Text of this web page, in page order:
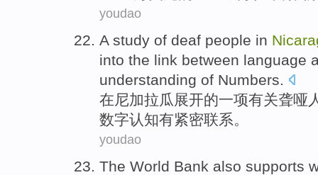
youdao
A study of deaf people in
into the link between language
understanding of Numbers.
在尼加拉瓜 展开的一项有关聋哑
数字认知有紧密联系。
youdao
The World Bank also supports